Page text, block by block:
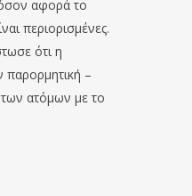
αφορά το
περιορισμένες.
ότι η
παρορμητική –
ατόμων με το